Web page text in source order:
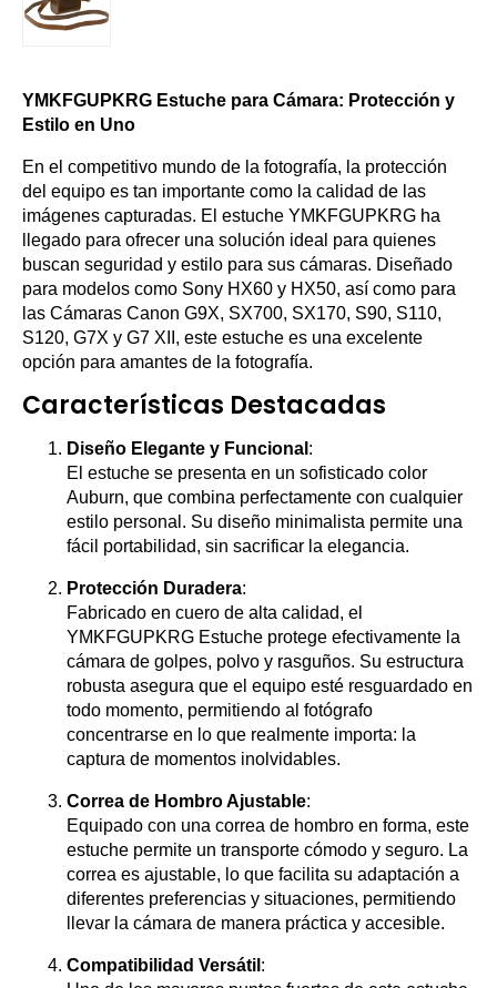
YMKFGUPKRG Estuche para Cámara: Protección y
Estilo en Uno
En el competitivo mundo de la fotografía, la protección
del equipo es tan importante como la calidad de las
imágenes capturadas. El estuche YMKFGUPKRG ha
llegado para ofrecer una solución ideal para quienes
buscan seguridad y estilo para sus cámaras. Diseñado
para modelos como Sony HX60 y HX50, así como para
las Cámaras Canon G9X, SX700, SX170, S90, S110,
S120, G7X y G7 XII, este estuche es una excelente
opción para amantes de la fotografía.
Características Destacadas
Diseño Elegante y Funcional :
El estuche se presenta en un sofisticado color
Auburn, que combina perfectamente con cualquier
estilo personal. Su diseño minimalista permite una
fácil portabilidad, sin sacrificar la elegancia.
Protección Duradera:
Fabricado en cuero de alta calidad, el
YMKFGUPKRG Estuche protege efectivamente la
cámara de golpes, polvo y rasguños. Su estructura
robusta asegura que el equipo esté resguardado en
todo momento, permitiendo al fotógrafo
concentrarse en lo que realmente importa: la
captura de momentos inolvidables.
Correa de Hombro Ajustable:
Equipado con una correa de hombro en forma, este
estuche permite un transporte cómodo y seguro. La
correa es ajustable, lo que facilita su adaptación a
diferentes preferencias y situaciones, permitiendo
llevar la cámara de manera práctica y accesible.
Compatibilidad Versátil :